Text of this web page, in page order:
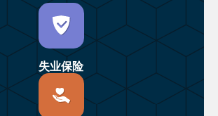
失业保险